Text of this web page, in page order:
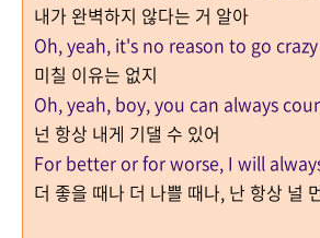
내가 완벽하지 않다는 거 알아
Oh, yeah, it's no reason to go crazy
미칠 이유는 없지
Oh, yeah, boy, you can always
넌 항상 내게 기댈 수 있어
For better or for worse, I will
더 좋을 때나 더 나쁠 때나, 난 항상 널